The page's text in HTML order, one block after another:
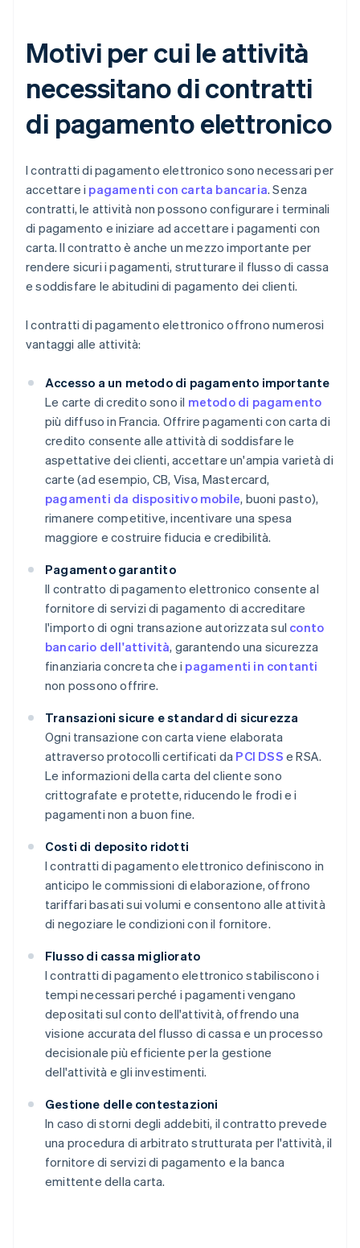
Motivi per cui le attività
necessitano di contratti
di pagamento elettronico
I contratti di pagamento elettronico sono necessari per
accettare i pagamenti con carta bancaria. Senza
contratti, le attività non possono configurare i terminali
di pagamento e iniziare ad accettare i pagamenti con
carta. Il contratto è anche un mezzo importante per
rendere sicuri i pagamenti, strutturare il flusso di cassa
e soddisfare le abitudini di pagamento dei clienti.
I contratti di pagamento elettronico offrono numerosi
vantaggi alle attività:
Accesso a un metodo di pagamento importante
Le carte di credito sono il metodo di pagamento
più diffuso in Francia. Offrire pagamenti con carta di
credito consente alle attività di soddisfare le
aspettative dei clienti, accettare un'ampia varietà di
carte (ad esempio, CB, Visa, Mastercard,
pagamenti da dispositivo mobile, buoni pasto),
rimanere competitive, incentivare una spesa
maggiore e costruire fiducia e credibilità.
Pagamento garantito
Il contratto di pagamento elettronico consente al
fornitore di servizi di pagamento di accreditare
l'importo di ogni transazione autorizzata sul conto
bancario dell'attività, garantendo una sicurezza
finanziaria concreta che i pagamenti in contanti
non possono offrire.
Transazioni sicure e standard di sicurezza
Ogni transazione con carta viene elaborata
attraverso protocolli certificati da PCI DSS e RSA.
Le informazioni della carta del cliente sono
crittografate e protette, riducendo le frodi e i
pagamenti non a buon fine.
Costi di deposito ridotti
I contratti di pagamento elettronico definiscono in
anticipo le commissioni di elaborazione, offrono
tariffari basati sui volumi e consentono alle attività
di negoziare le condizioni con il fornitore.
Flusso di cassa migliorato
I contratti di pagamento elettronico stabiliscono i
tempi necessari perché i pagamenti vengano
depositati sul conto dell'attività, offrendo una
visione accurata del flusso di cassa e un processo
decisionale più efficiente per la gestione
dell'attività e gli investimenti.
Gestione delle contestazioni
In caso di storni degli addebiti, il contratto prevede
una procedura di arbitrato strutturata per l'attività, il
fornitore di servizi di pagamento e la banca
emittente della carta.